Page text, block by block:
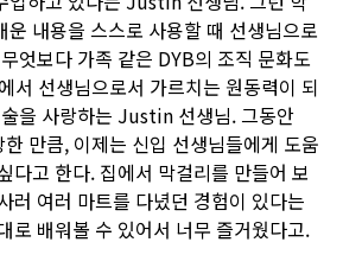
운 내용을 스스로 사용할 때 선생님으로
엇보다 가족 같은 DYB의 조직 문화도
서 선생님으로서 가르치는 원동력이 되
을 사랑하는 Justin 선생님. 그동안
만큼, 이제는 신입 선생님들에게 도움
다고 한다. 집에서 막걸리를 만들어 보
러 여러 마트를 다녔던 경험이 있다는
로 배워볼 수 있어서 너무 즐거웠다고.